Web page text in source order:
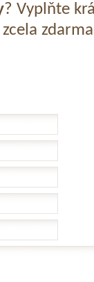
? Vyplňte